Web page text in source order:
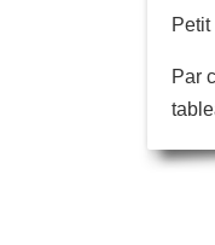
Petit
Par